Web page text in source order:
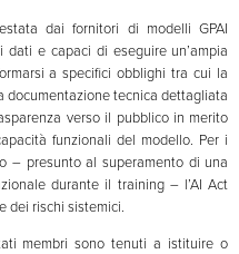
dai fornitori di modelli GPAI
e capaci di eseguire un’ampia
a specifici obblighi tra cui la
documentazione tecnica dettagliata
verso il pubblico in merito
funzionali del modello. Per i
– presunto al superamento di una
durante il training – l’AI Act
dei rischi sistemici.
membri sono tenuti a istituire o